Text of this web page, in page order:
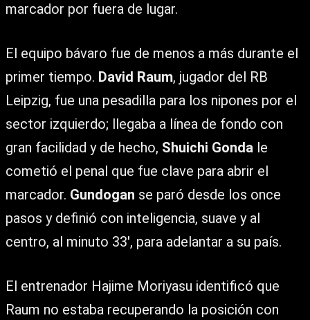
marcador por fuera de lugar.
El equipo bávaro fue de menos a más durante el
primer tiempo. David Raum, jugador del RB
Leipzig, fue una pesadilla para los nipones por el
sector izquierdo; llegaba a línea de fondo con
gran facilidad y de hecho, Shuichi Gonda le
cometió el penal que fue clave para abrir el
marcador. Gundogan se paró desde los once
pasos y definió con inteligencia, suave y al
centro, al minuto 33′, para adelantar a su país.
El entrenador Hajime Moriyasu identificó que
Raum no estaba recuperando la posición con